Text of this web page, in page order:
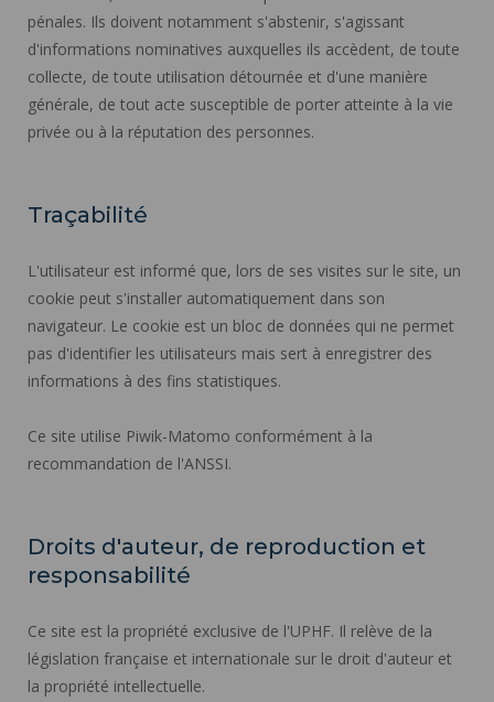
pénales. Ils doivent notamment s'abstenir, s'agissant
d'informations nominatives auxquelles ils accèdent, de toute
collecte, de toute utilisation détournée et d'une manière
générale, de tout acte susceptible de porter atteinte à la vie
privée ou à la réputation des personnes.
Traçabilité
L'utilisateur est informé que, lors de ses visites sur le site, un
cookie peut s'installer automatiquement dans son
navigateur. Le cookie est un bloc de données qui ne permet
pas d'identifier les utilisateurs mais sert à enregistrer des
informations à des fins statistiques.
Ce site utilise Piwik-Matomo conformément à la
recommandation de l'ANSSI.
Droits d'auteur, de reproduction et
responsabilité
Ce site est la propriété exclusive de l'UPHF. Il relève de la
législation française et internationale sur le droit d'auteur et
la propriété intellectuelle.